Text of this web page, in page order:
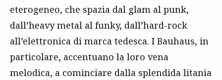
eterogeneo, che spazia dal glam al punk,
dall’heavy metal al funky, dall’hard-rock
all’elettronica di marca tedesca. I Bauhaus, in
particolare, accentuano la loro vena
melodica, a cominciare dalla splendida litania